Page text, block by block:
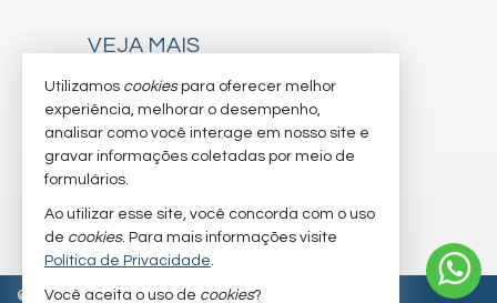
VEJA MAIS
receba nosso newsletter
cadastre seu imóvel
imóveis favoritos
mapa de imóveis
© 2026 CRECI/SC 6.830-J Política de Privacidade
Utilizamos cookiespara oferecer melhor
experiência, melhorar o desempenho,
analisar como você interage em nosso site e
gravar informações coletadas por meio de
formulários.
Ao utilizar esse site, você concorda com o uso
de cookies. Para mais informações visite
Política de Privacidade.
Você aceita o uso de cookies?